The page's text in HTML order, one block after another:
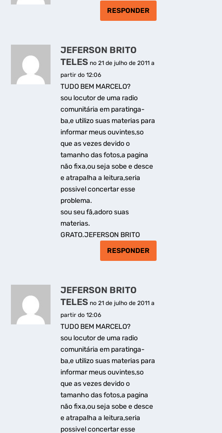
RESPONDER
JEFERSON BRITO
TELES no 21 de julho de 2011 a
partir do 12:06
TUDO BEM MARCELO?
sou locutor de uma radio
comunitária em paratinga-
ba,e utilizo suas materias para
informar meus ouvintes,so
que as vezes devido o
tamanho das fotos,a pagina
não fixa,ou seja sobe e desce
e atrapalha a leitura,seria
possivel concertar esse
problema.
sou seu fã,adoro suas
materias.
GRATO.JEFERSON BRITO
RESPONDER
JEFERSON BRITO
TELES no 21 de julho de 2011 a
partir do 12:06
TUDO BEM MARCELO?
sou locutor de uma radio
comunitária em paratinga-
ba,e utilizo suas materias para
informar meus ouvintes,so
que as vezes devido o
tamanho das fotos,a pagina
não fixa,ou seja sobe e desce
e atrapalha a leitura,seria
possivel concertar esse